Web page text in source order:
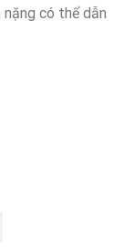
nặng có thể dẫn